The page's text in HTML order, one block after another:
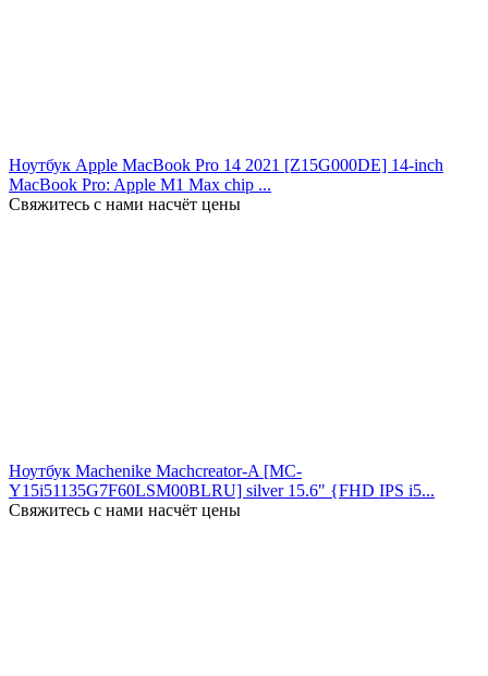
Ноутбук Apple MacBook Pro 14 2021 [Z15G000DE] 14-inch
MacBook Pro: Apple M1 Max chip ...
Свяжитесь с нами насчёт цены
Ноутбук Machenike Machcreator-A [MC-
Y15i51135G7F60LSM00BLRU] silver 15.6" {FHD IPS i5...
Свяжитесь с нами насчёт цены